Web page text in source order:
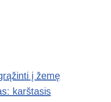
į žemę
karštasis